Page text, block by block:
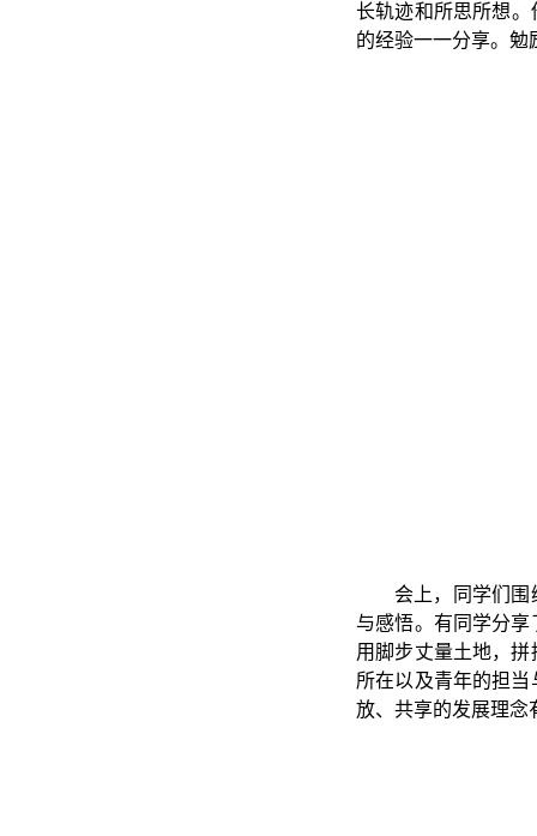
长轨迹和所思所想
的经验一一分享。勉
会上，同学们
与感悟。有同学分
用脚步丈量土地，
所在以及青年的担
放、共享的发展理念